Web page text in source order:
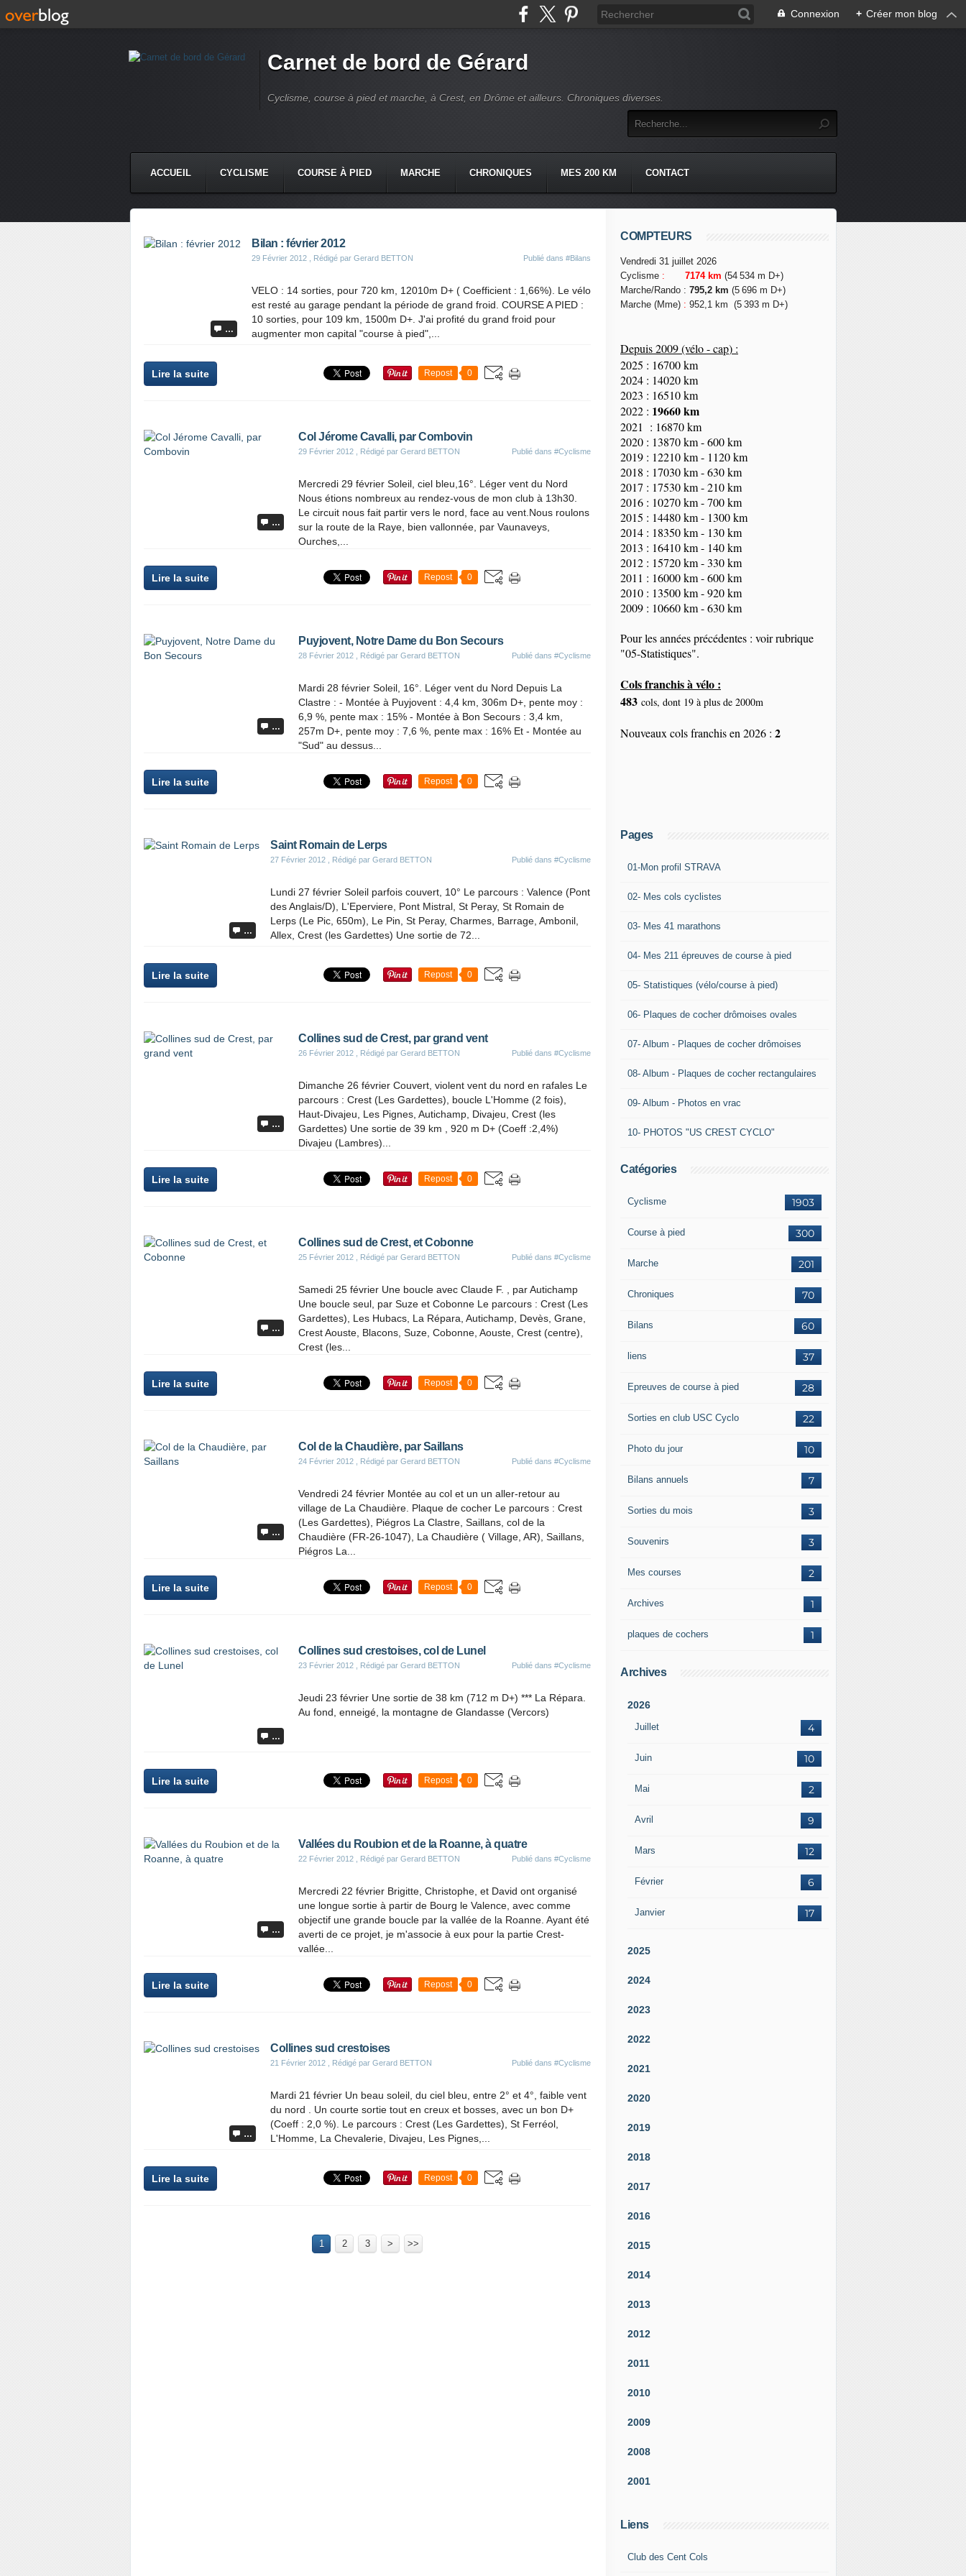
Connexion + Créer mon blog
Carnet de bord de Gérard
Cyclisme, course à pied et marche, à Crest, en Drôme et ailleurs. Chroniques diverses.
ACCUEIL CYCLISME COURSE À PIED MARCHE CHRONIQUES MES 200 KM CONTACT
…
Bilan : février 2012
29 Février 2012 , Rédigé par Gerard BETTON Publié dans #Bilans
VELO : 14 sorties, pour 720 km, 12010m D+ ( Coefficient : 1,66%). Le vélo
est resté au garage pendant la période de grand froid. COURSE A PIED :
10 sorties, pour 109 km, 1500m D+. J'ai profité du grand froid pour
augmenter mon capital "course à pied",...
Lire la suite Repost 0
…
Col Jérome Cavalli, par Combovin
29 Février 2012 , Rédigé par Gerard BETTON Publié dans #Cyclisme
Mercredi 29 février Soleil, ciel bleu,16°. Léger vent du Nord
Nous étions nombreux au rendez-vous de mon club à 13h30.
Le circuit nous fait partir vers le nord, face au vent.Nous roulons
sur la route de la Raye, bien vallonnée, par Vaunaveys,
Ourches,...
Lire la suite Repost 0
…
Puyjovent, Notre Dame du Bon Secours
28 Février 2012 , Rédigé par Gerard BETTON Publié dans #Cyclisme
Mardi 28 février Soleil, 16°. Léger vent du Nord Depuis La
Clastre : - Montée à Puyjovent : 4,4 km, 306m D+, pente moy :
6,9 %, pente max : 15% - Montée à Bon Secours : 3,4 km,
257m D+, pente moy : 7,6 %, pente max : 16% Et - Montée au
"Sud" au dessus...
Lire la suite Repost 0
…
Saint Romain de Lerps
27 Février 2012 , Rédigé par Gerard BETTON Publié dans #Cyclisme
Lundi 27 février Soleil parfois couvert, 10° Le parcours : Valence (Pont
des Anglais/D), L'Eperviere, Pont Mistral, St Peray, St Romain de
Lerps (Le Pic, 650m), Le Pin, St Peray, Charmes, Barrage, Ambonil,
Allex, Crest (les Gardettes) Une sortie de 72...
Lire la suite Repost 0
…
Collines sud de Crest, par grand vent
26 Février 2012 , Rédigé par Gerard BETTON Publié dans #Cyclisme
Dimanche 26 février Couvert, violent vent du nord en rafales Le
parcours : Crest (Les Gardettes), boucle L'Homme (2 fois),
Haut-Divajeu, Les Pignes, Autichamp, Divajeu, Crest (les
Gardettes) Une sortie de 39 km , 920 m D+ (Coeff :2,4%)
Divajeu (Lambres)...
Lire la suite Repost 0
…
Collines sud de Crest, et Cobonne
25 Février 2012 , Rédigé par Gerard BETTON Publié dans #Cyclisme
Samedi 25 février Une boucle avec Claude F. , par Autichamp
Une boucle seul, par Suze et Cobonne Le parcours : Crest (Les
Gardettes), Les Hubacs, La Répara, Autichamp, Devès, Grane,
Crest Aouste, Blacons, Suze, Cobonne, Aouste, Crest (centre),
Crest (les...
Lire la suite Repost 0
…
Col de la Chaudière, par Saillans
24 Février 2012 , Rédigé par Gerard BETTON Publié dans #Cyclisme
Vendredi 24 février Montée au col et un un aller-retour au
village de La Chaudière. Plaque de cocher Le parcours : Crest
(Les Gardettes), Piégros La Clastre, Saillans, col de la
Chaudière (FR-26-1047), La Chaudière ( Village, AR), Saillans,
Piégros La...
Lire la suite Repost 0
…
Collines sud crestoises, col de Lunel
23 Février 2012 , Rédigé par Gerard BETTON Publié dans #Cyclisme
Jeudi 23 février Une sortie de 38 km (712 m D+) *** La Répara.
Au fond, enneigé, la montagne de Glandasse (Vercors)
Lire la suite Repost 0
…
Vallées du Roubion et de la Roanne, à quatre
22 Février 2012 , Rédigé par Gerard BETTON Publié dans #Cyclisme
Mercredi 22 février Brigitte, Christophe, et David ont organisé
une longue sortie à partir de Bourg le Valence, avec comme
objectif une grande boucle par la vallée de la Roanne. Ayant été
averti de ce projet, je m'associe à eux pour la partie Crest-
vallée...
Lire la suite Repost 0
…
Collines sud crestoises
21 Février 2012 , Rédigé par Gerard BETTON Publié dans #Cyclisme
Mardi 21 février Un beau soleil, du ciel bleu, entre 2° et 4°, faible vent
du nord . Un courte sortie tout en creux et bosses, avec un bon D+
(Coeff : 2,0 %). Le parcours : Crest (Les Gardettes), St Ferréol,
L'Homme, La Chevalerie, Divajeu, Les Pignes,...
Lire la suite Repost 0
1 2 3 > >>
COMPTEURS
Vendredi 31 juillet 2026
Cyclisme : 7174 km (54 534 m D+)
Marche/Rando : 795,2 km (5 696 m D+)
Marche (Mme) : 952,1 km (5 393 m D+)
Depuis 2009 (vélo - cap) :
2025 : 16700 km
2024 : 14020 km
2023 : 16510 km
2022 : 19660 km
2021 : 16870 km
2020 : 13870 km - 600 km
2019 : 12210 km - 1120 km
2018 : 17030 km - 630 km
2017 : 17530 km - 210 km
2016 : 10270 km - 700 km
2015 : 14480 km - 1300 km
2014 : 18350km- 130 km
2013 : 16410 km - 140 km
2012 : 15720 km - 330 km
2011 : 16000 km - 600 km
2010 : 13500 km - 920 km
2009 : 10660 km - 630 km
Pour les années précédentes : voir rubrique
"05-Statistiques".
Cols franchis à vélo :
483 cols, dont 19 à plus de 2000m
Nouveaux cols franchis en 2026 : 2
Pages
01-Mon profil STRAVA
02- Mes cols cyclistes
03- Mes 41 marathons
04- Mes 211 épreuves de course à pied
05- Statistiques (vélo/course à pied)
06- Plaques de cocher drômoises ovales
07- Album - Plaques de cocher drômoises
08- Album - Plaques de cocher rectangulaires
09- Album - Photos en vrac
10- PHOTOS "US CREST CYCLO"
Catégories
1903
Cyclisme
300
Course à pied
201
Marche
70
Chroniques
60
Bilans
37
liens
28
Epreuves de course à pied
22
Sorties en club USC Cyclo
10
Photo du jour
7
Bilans annuels
3
Sorties du mois
3
Souvenirs
2
Mes courses
1
Archives
1
plaques de cochers
Archives
2026
Juillet 4
Juin 10
Mai 2
Avril 9
Mars 12
Février 6
Janvier 17
2025
2024
2023
2022
2021
2020
2019
2018
2017
2016
2015
2014
2013
2012
2011
2010
2009
2008
2001
Liens
Club des Cent Cols